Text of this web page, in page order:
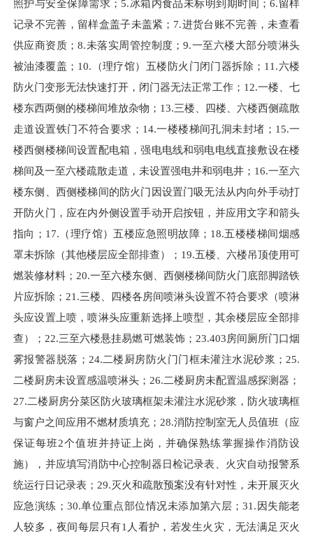
照护与安全保障需求 ； 5.冰箱内食品未标明到期时间；6.留样
记录不完善，留样盒盖子未盖紧； 7.进货台账不完善，未查看
供应商资质；8.未落实周管控制度；9.一至六楼大部分喷淋头
被油漆覆盖； 10. （理疗馆）五楼防火门闭门器拆除； 11.六楼
防火门变形无法快速打开，闭门器无法正常工作； 12.一楼、七
楼东西两侧的楼梯间堆放杂物； 13.三楼、四楼、六楼西侧疏散
走道设置铁门不符合要求； 14.一楼楼梯间孔洞未封堵； 15.一
楼西侧楼梯间设置配电箱，强电电线和弱电电线直接敷设在楼
梯间及一至六楼疏散走道，未设置强电井和弱电井； 16.一至六
楼东侧、西侧楼梯间的防火门因设置门吸无法从内向外手动打
开防火门，应在内外侧设置手动开启按钮，并应用文字和箭头
指向； 17. （理疗馆）五楼应急照明故障； 18.五楼楼梯间烟感
罩未拆除（其他楼层应全部排查）； 19.五楼、六楼吊顶使用可
燃装修材料； 20.一至六楼东侧、西侧楼梯间防火门底部脚踏铁
片应拆除； 21.三楼、四楼各房间喷淋头设置不符合要求（喷淋
头应设置上喷，喷淋头应重新选择上喷型，其余楼层应全部排
查）； 22.三至六楼悬挂易燃可燃装饰； 23.403房间厕所门口烟
雾报警器脱落； 24.二楼厨房防火门门框未灌注水泥砂浆； 25.
二楼厨房未设置感温喷淋头； 26.二楼厨房未配置温感探测器；
27.二楼厨房分菜区防火玻璃框架未灌注水泥砂浆，防火玻璃框
与窗户之间应用不燃材质填充； 28.消防控制室无人员值班（应
保证每班2个值班并持证上岗，并确保熟练掌握操作消防设
施），并应填写消防中心控制器日检记录表、火灾自动报警系
统运行日记录表； 29.灭火和疏散预案没有针对性，未开展灭火
应急演练； 30.单位重点部位情况未添加第六层；31.因失能老
人较多，夜间每层只有1 人看护，若发生火灾，无法满足灭火